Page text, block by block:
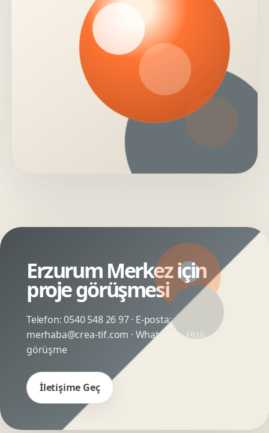
Erzurum Merkez için
proje görüşmesi
Telefon:0540 548 26 97· E-posta:
merhaba@crea-tif.com · WhatsApp:Hızlı
görüşme
İletişime Geç